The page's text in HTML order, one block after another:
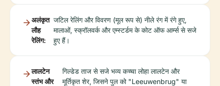
अलंकृत
लौह
रेलिंग:
जटिल रेलिंग और विवरण (मूल रूप से) नीले रंग में रंगे हुए,
मालाओं, स्क्रॉलवर्क और एम्स्टर्डम के कोट ऑफ आर्म्स से सजे
हुए हैं।
लालटेन
स्तंभ और
गिल्डेड ताज से सजे भव्य कच्चा लोहा लालटेन और
मूर्तिकृत शेर, जिसने पुल को "Leeuwenbrug" या